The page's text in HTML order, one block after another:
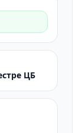
ЦБ